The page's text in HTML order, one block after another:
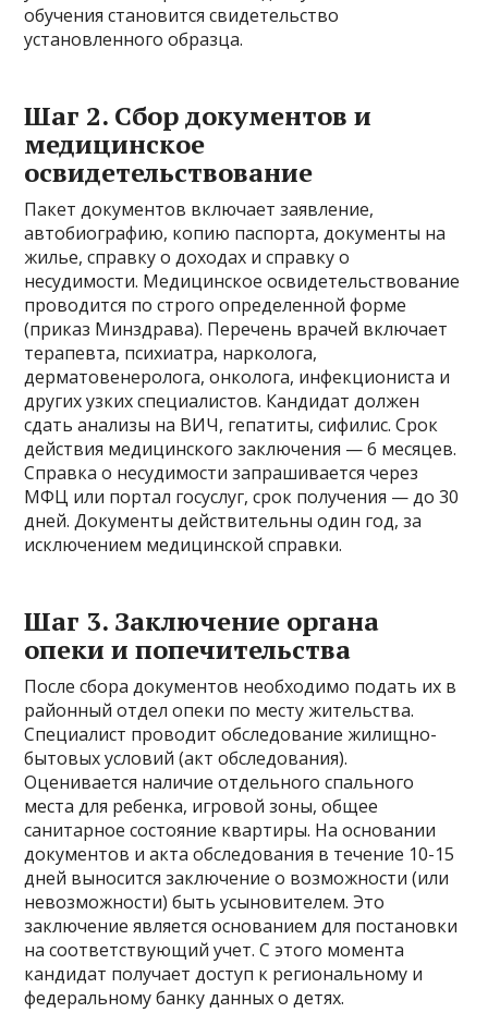
обучения становится свидетельство
установленного образца.
Шаг 2. Сбор документов и
медицинское
освидетельствование
Пакет документов включает заявление,
автобиографию, копию паспорта, документы на
жилье, справку о доходах и справку о
несудимости. Медицинское освидетельствование
проводится по строго определенной форме
(приказ Минздрава). Перечень врачей включает
терапевта, психиатра, нарколога,
дерматовенеролога, онколога, инфекциониста и
других узких специалистов. Кандидат должен
сдать анализы на ВИЧ, гепатиты, сифилис. Срок
действия медицинского заключения — 6 месяцев.
Справка о несудимости запрашивается через
МФЦ или портал госуслуг, срок получения — до 30
дней. Документы действительны один год, за
исключением медицинской справки.
Шаг 3. Заключение органа
опеки и попечительства
После сбора документов необходимо подать их в
районный отдел опеки по месту жительства.
Специалист проводит обследование жилищно-
бытовых условий (акт обследования).
Оценивается наличие отдельного спального
места для ребенка, игровой зоны, общее
санитарное состояние квартиры. На основании
документов и акта обследования в течение 10-15
дней выносится заключение о возможности (или
невозможности) быть усыновителем. Это
заключение является основанием для постановки
на соответствующий учет. С этого момента
кандидат получает доступ к региональному и
федеральному банку данных о детях.